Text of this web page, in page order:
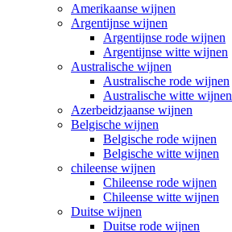
Amerikaanse wijnen
Argentijnse wijnen
Argentijnse rode wijnen
Argentijnse witte wijnen
Australische wijnen
Australische rode wijnen
Australische witte wijnen
Azerbeidzjaanse wijnen
Belgische wijnen
Belgische rode wijnen
Belgische witte wijnen
chileense wijnen
Chileense rode wijnen
Chileense witte wijnen
Duitse wijnen
Duitse rode wijnen